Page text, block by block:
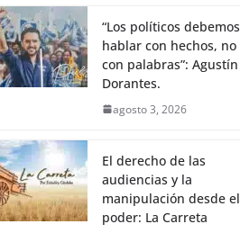
“Los políticos debemos
hablar con hechos, no
con palabras”: Agustín
Dorantes.
agosto 3, 2026
El derecho de las
audiencias y la
manipulación desde el
poder: La Carreta